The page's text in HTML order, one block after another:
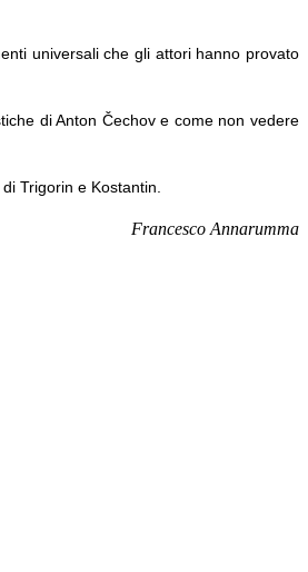
universali che gli attori hanno provato
di Anton Čechov e come non vedere
Trigorin e Kostantin.
Francesco Annarumma